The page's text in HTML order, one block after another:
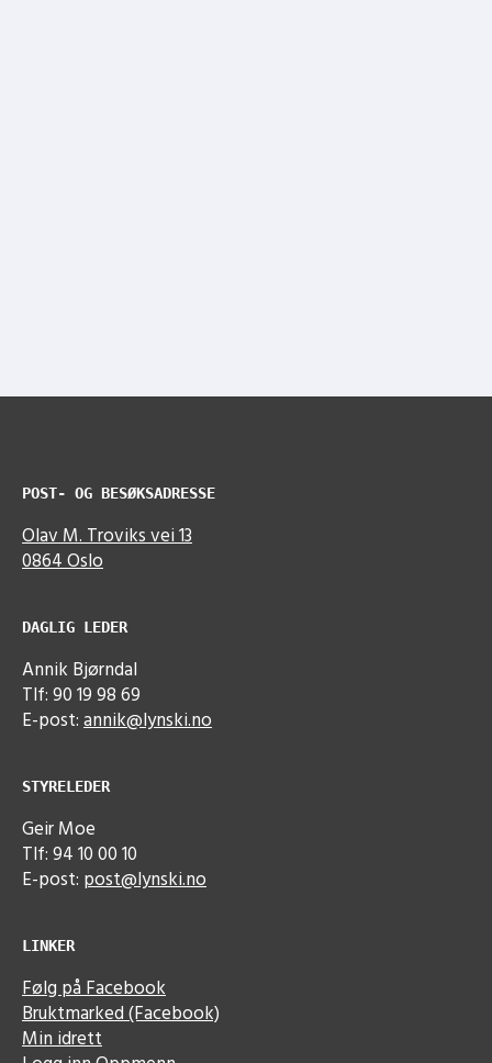
POST- OG BESØKSADRESSE
Olav M. Troviks vei 13
0864 Oslo
DAGLIG LEDER
Annik Bjørndal
Tlf: 90 19 98 69
E-post:annik@lynski.no
STYRELEDER
Geir Moe
Tlf: 94 10 00 10
E-post: post@lynski.no
LINKER
Følg på Facebook
Bruktmarked (Facebook)
Min idrett